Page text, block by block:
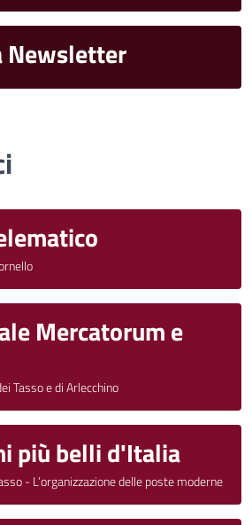
Newsletter
Mercatorum e
Tasso e di Arlecchino
più belli d'Italia
- L’organizzazione delle poste moderne